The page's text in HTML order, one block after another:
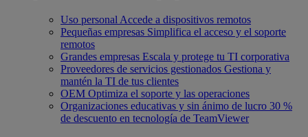
Uso personal Accede a dispositivos remotos
Pequeñas empresas Simplifica el acceso y el soporte
remotos
Grandes empresas Escala y protege tu TI corporativa
Proveedores de servicios gestionados Gestiona y
mantén la TI de tus clientes
OEM Optimiza el soporte y las operaciones
Organizaciones educativas y sin ánimo de lucro 30 %
de descuento en tecnología de TeamViewer